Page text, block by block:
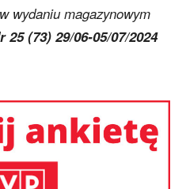
wydaniu magazynowym
25 (73) 29/06-05/07/2024